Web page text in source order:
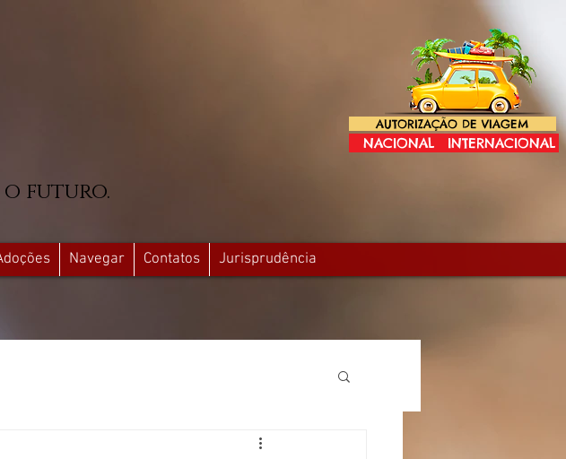
AUTORIZAÇÃO DE VIAGEM
NACIONAL INTERNACIONAL
o futuro.
Navegar Contatos Jurisprudência